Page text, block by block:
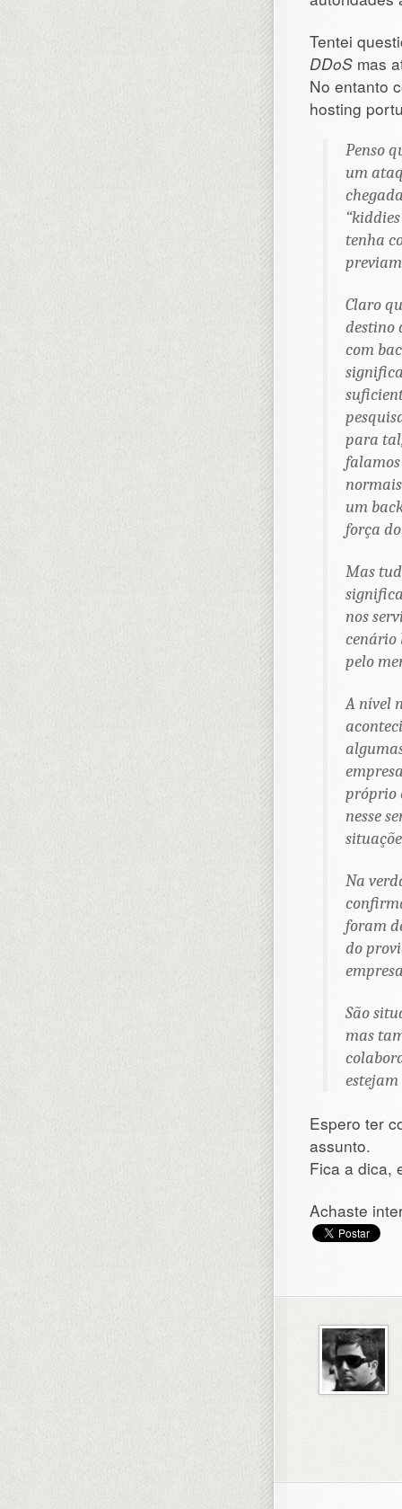
Tentei
DDoS mas
No entanto
hosting
Penso
um
tenha
Claro
destino
com
para
um
força
Mas
nos
cenário
pelo
A nível
próprio
nesse
Na
foram
do
São
mas
Espero ter
assunto.
Fica a dica,
Achaste